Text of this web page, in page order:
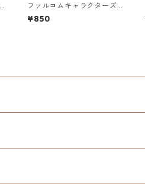
ファルコムキャラクターズ
第3弾王冠クリップ
¥850